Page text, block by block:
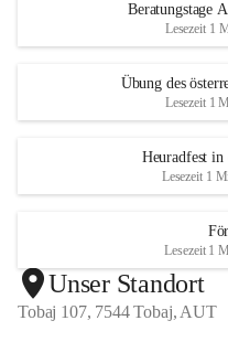
Beratungstage
Lesezeit 1
Übung des
Lesezeit 1
Heuradfest in
Lesezeit 1
Lesezeit 1
Unser Standort
Tobaj 107, 7544 Tobaj, AUT